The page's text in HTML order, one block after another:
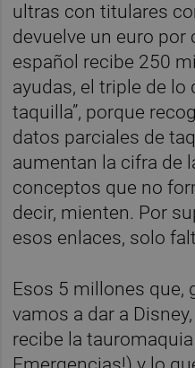
ultras con titulares
devuelve un euro por
español recibe 250
ayudas, el triple de lo
taquilla”, porque
datos parciales de
aumentan la cifra de
conceptos que no
decir, mienten. Por
esos enlaces, solo
Esos 5 millones que,
vamos a dar a
recibe la